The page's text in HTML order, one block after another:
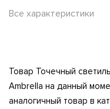
Все характеристики
Товар Точечный
Ambrella на данный
аналогичный товар в